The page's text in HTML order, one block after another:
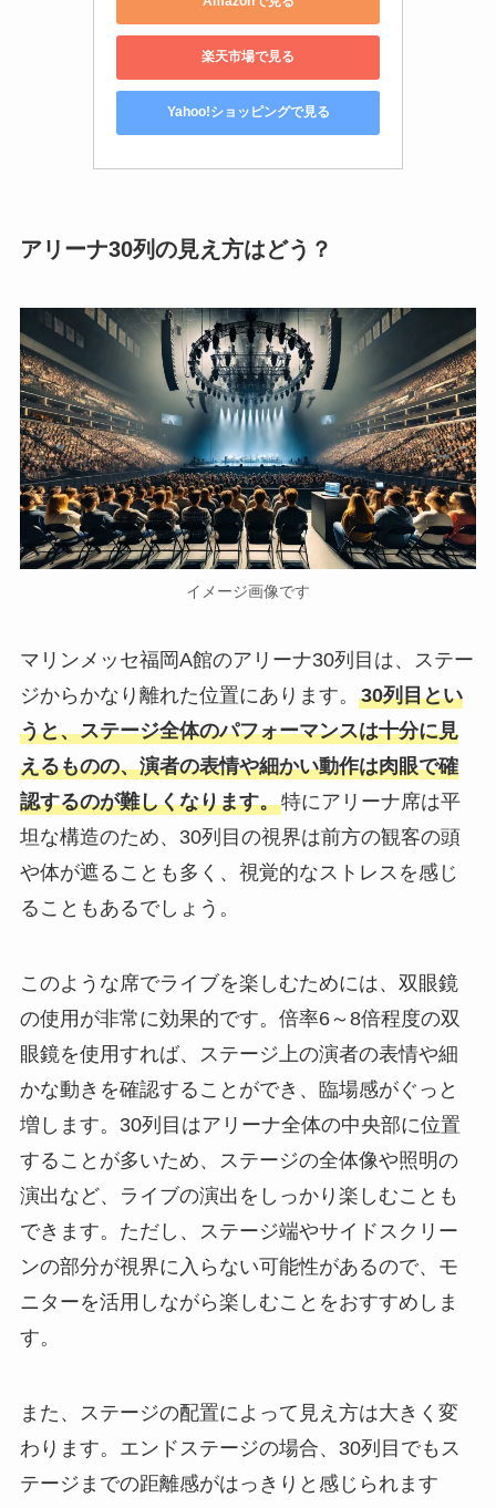
楽天市場で見る
Yahoo!ショッピングで見る
アリーナ30列の見え方はどう？
イメージ画像です
マリンメッセ福岡A館のアリーナ30列目は、ステー
ジからかなり離れた位置にあります。 30列目とい
うと、ステージ全体のパフォーマンスは十分に見
えるものの、演者の表情や細かい動作は肉眼で確
認するのが難しくなります。特にアリーナ席は平
坦な構造のため、30列目の視界は前方の観客の頭
や体が遮ることも多く、視覚的なストレスを感じ
ることもあるでしょう。
このような席でライブを楽しむためには、双眼鏡
の使用が非常に効果的です。倍率6～8倍程度の双
眼鏡を使用すれば、ステージ上の演者の表情や細
かな動きを確認することができ、臨場感がぐっと
増します。30列目はアリーナ全体の中央部に位置
することが多いため、ステージの全体像や照明の
演出など、ライブの演出をしっかり楽しむことも
できます。ただし、ステージ端やサイドスクリー
ンの部分が視界に入らない可能性があるので、モ
ニターを活用しながら楽しむことをおすすめしま
す。
また、ステージの配置によって見え方は大きく変
わります。エンドステージの場合、30列目でもス
テージまでの距離感がはっきりと感じられます